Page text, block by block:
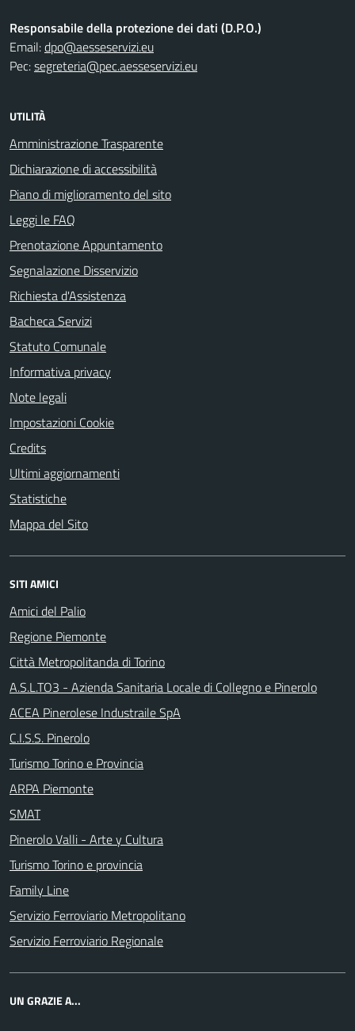
Responsabile della protezione dei dati (D.P.O.)
Email:dpo@aesseservizi.eu
Pec:segreteria@pec.aesseservizi.eu
UTILITÀ
Amministrazione Trasparente
Dichiarazione di accessibilità
Piano di miglioramento del sito
Leggi le FAQ
Prenotazione Appuntamento
Segnalazione Disservizio
Richiesta d'Assistenza
Bacheca Servizi
Statuto Comunale
Informativa privacy
Note legali
Impostazioni Cookie
Credits
Ultimi aggiornamenti
Statistiche
Mappa del Sito
SITI AMICI
Amici del Palio
Regione Piemonte
Città Metropolitanda di Torino
A.S.L.TO3 - Azienda Sanitaria Locale di Collegno e Pinerolo
ACEA Pinerolese Industraile SpA
C.I.S.S. Pinerolo
Turismo Torino e Provincia
ARPA Piemonte
SMAT
Pinerolo Valli - Arte y Cultura
Turismo Torino e provincia
Family Line
Servizio Ferroviario Metropolitano
Servizio Ferroviario Regionale
UN GRAZIE A...